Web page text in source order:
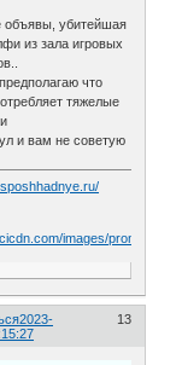
объявы, убитейшая
из зала игровых
что
тяжелые
и вам не советую
13
2023-